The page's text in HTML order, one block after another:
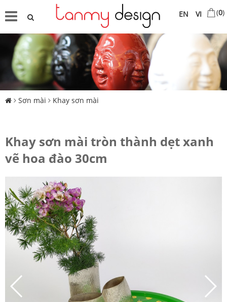
VI
EN (0)
Sơn mài Khay sơn mài
Khay sơn mài tròn thành dẹt xanh
vẽ hoa đào 30cm